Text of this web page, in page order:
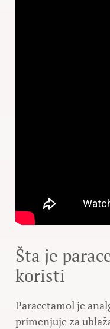
Šta je
koristi
Paracetamol je
primenjuje za